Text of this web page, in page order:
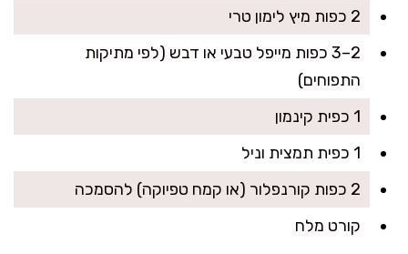
2 כפות מיץ לימון טרי
2–3 כפות מייפל טבעי או דבש (לפי מתיקות
התפוחים)
1 כפית קינמון
1 כפית תמצית וניל
2 כפות קורנפלור (או קמח טפיוקה) להסמכה
קורט מלח